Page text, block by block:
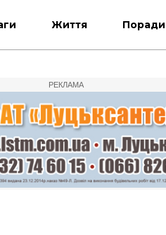
Життя Поради
РЕКЛАМА